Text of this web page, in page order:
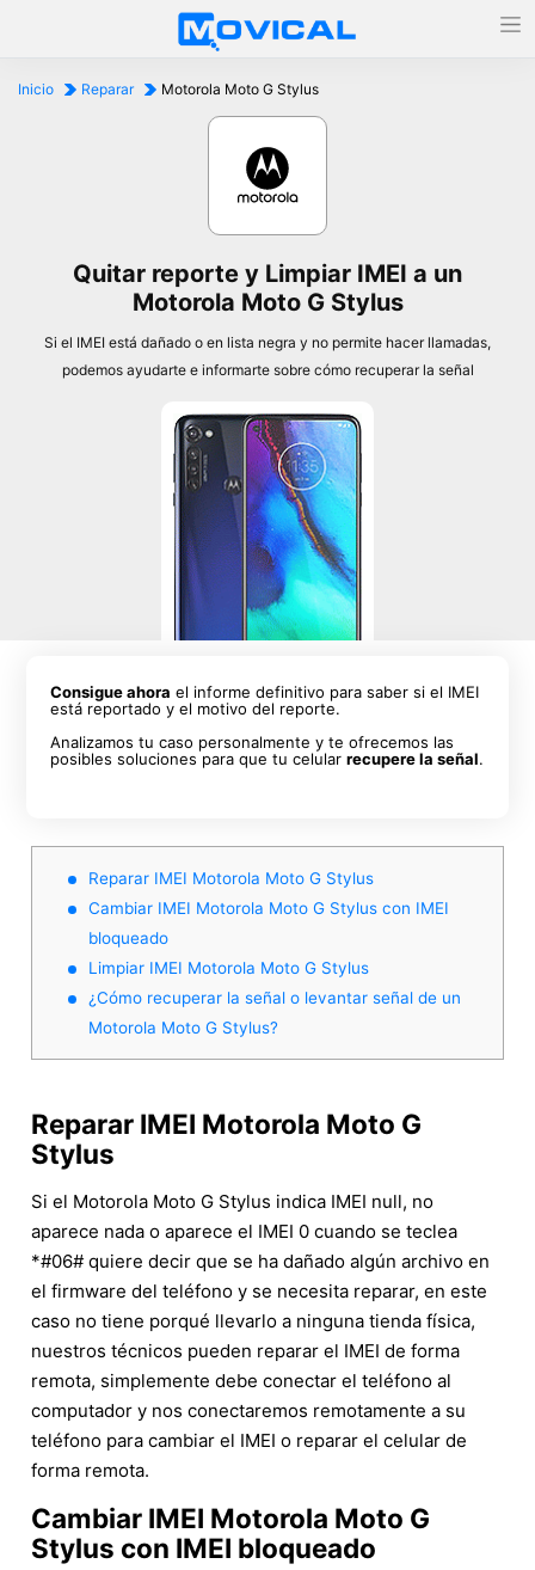
Inicio Reparar Motorola Moto G Stylus
Quitar reporte y Limpiar IMEI a un
Motorola Moto G Stylus
Si el IMEI está dañado o en lista negra y no permite hacer llamadas,
podemos ayudarte e informarte sobre cómo recuperar la señal
Consigue ahora el informe definitivo para saber si el IMEI
está reportado y el motivo del reporte.
Analizamos tu caso personalmente y te ofrecemos las
posibles soluciones para que tu celularrecupere la señal.
Reparar IMEI Motorola Moto G Stylus
Cambiar IMEI Motorola Moto G Stylus con IMEI
bloqueado
Limpiar IMEI Motorola Moto G Stylus
¿Cómo recuperar la señal o levantar señal de un
Motorola Moto G Stylus?
Reparar IMEI Motorola Moto G
Stylus
Si el Motorola Moto G Stylus indica IMEI null, no
aparece nada o aparece el IMEI 0 cuando se teclea
*#06# quiere decir que se ha dañado algún archivo en
el firmware del teléfono y se necesita reparar, en este
caso no tiene porqué llevarlo a ninguna tienda física,
nuestros técnicos pueden reparar el IMEI de forma
remota, simplemente debe conectar el teléfono al
computador y nos conectaremos remotamente a su
teléfono para cambiar el IMEI o reparar el celular de
forma remota.
Cambiar IMEI Motorola Moto G
Stylus con IMEI bloqueado